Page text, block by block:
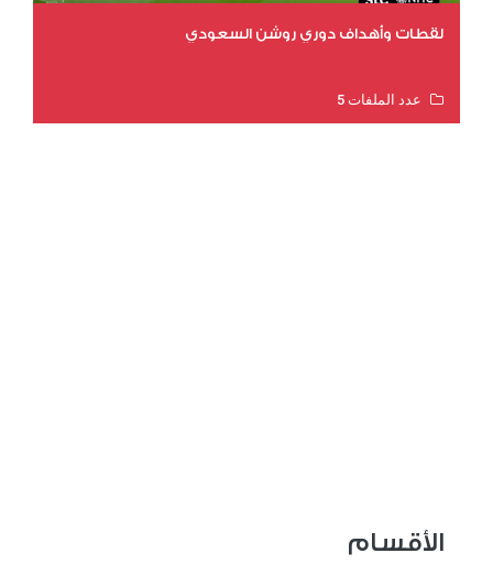
لقطات وأهداف دوري روشن السعودي
عدد الملفات 5
الأقسام